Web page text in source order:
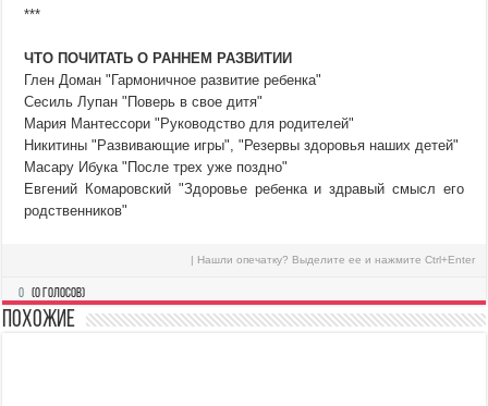
***
ЧТО ПОЧИТАТЬ О РАННЕМ РАЗВИТИИ
Глен Доман "Гармоничное развитие ребенка"
Сесиль Лупан "Поверь в свое дитя"
Мария Мантессори "Руководство для родителей"
Никитины "Развивающие игры", "Резервы здоровья наших детей"
Масару Ибука "После трех уже поздно"
Евгений Комаровский "Здоровье ребенка и здравый смысл его
родственников"
| Нашли опечатку? Выделите ее и нажмите Ctrl+Enter
0 (0 голосов)
Похожие